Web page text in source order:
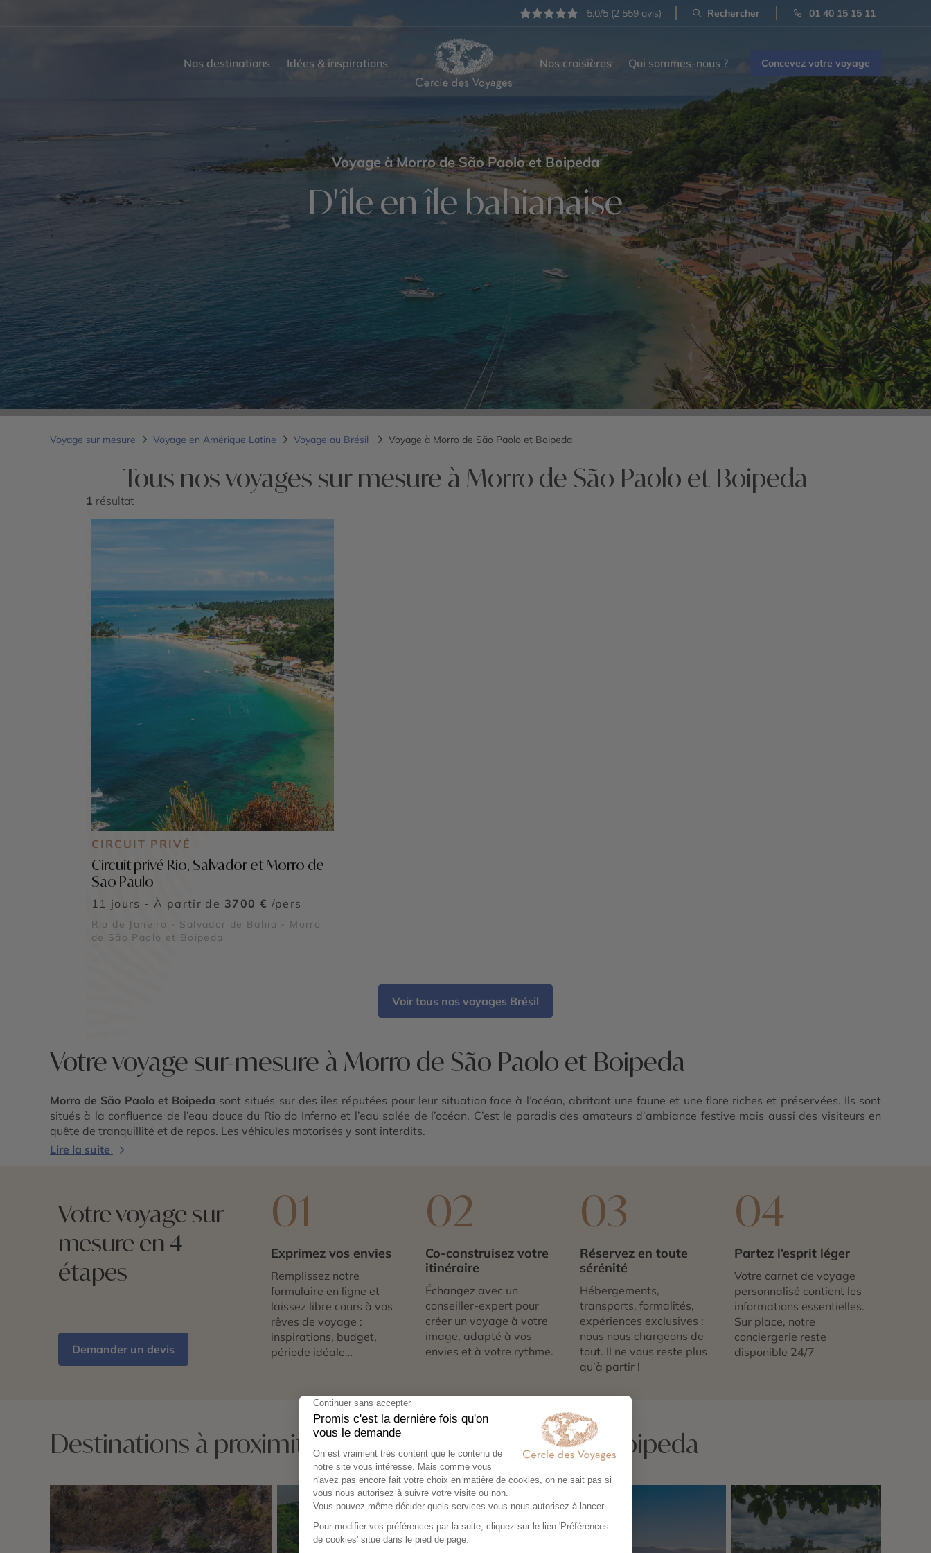
5,0/5 (2 559 avis) Rechercher 01 40 15 15 11
Nos destinations Idées & inspirations Nos croisières Qui sommes-nous ? Concevez votre voyage
Voyage à Morro de São Paolo et Boipeda
D'île en île bahianaise
Voyage sur mesure Voyage en Amérique Latine Voyage au Brésil Voyage à Morro de São Paolo et Boipeda
Tous nos voyages sur mesure à Morro de São Paolo et Boipeda
1 résultat
CIRCUIT PRIVÉ
Circuit privé Rio, Salvador et Morro de
Sao Paulo
11 jours - À partir de 3700 € /pers
Rio de Janeiro - Salvador de Bahia - Morro
de São Paolo et Boipeda
Voir tous nos voyages Brésil
Votre voyage sur-mesure à Morro de São Paolo et Boipeda
Morro de São Paolo et Boipeda sont situés sur des îles réputées pour leur situation face à l’océan, abritant une faune et une flore riches et préservées. Ils sont
situés à la confluence de l’eau douce du Rio do Inferno et l’eau salée de l’océan. C’est le paradis des amateurs d’ambiance festive mais aussi des visiteurs en
quête de tranquillité et de repos. Les véhicules motorisés y sont interdits.
Lire la suite
Votre voyage sur
mesure en 4
étapes
Demander un devis
01
Exprimez vos envies
Remplissez notre
formulaire en ligne et
laissez libre cours à vos
rêves de voyage :
inspirations, budget,
période idéale…
02
Co-construisez votre
itinéraire
Échangez avec un
conseiller-expert pour
créer un voyage à votre
image, adapté à vos
envies et à votre rythme.
03
Réservez en toute
sérénité
Hébergements,
transports, formalités,
expériences exclusives :
nous nous chargeons de
tout. Il ne vous reste plus
qu’à partir !
04
Partez l’esprit léger
Votre carnet de voyage
personnalisé contient les
informations essentielles.
Sur place, notre
conciergerie reste
disponible 24/7
Destinations à proximité de Morro de São Paolo et Boipeda